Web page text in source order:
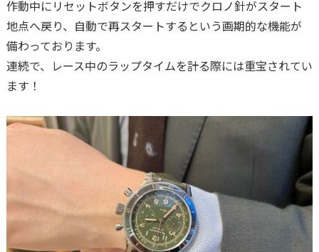
作動中にリセットボタンを押すだけでクロノ針がスタート
地点へ戻り、自動で再スタートするという画期的な機能が
備わっております。
連続で、レース中のラップタイムを計る際には重宝されてい
ます！